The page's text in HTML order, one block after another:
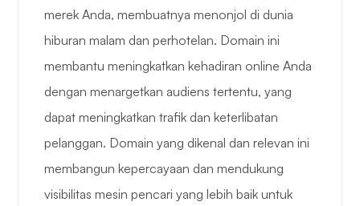
merek Anda, membuatnya menonjol di dunia
hiburan malam dan perhotelan. Domain ini
membantu meningkatkan kehadiran online Anda
dengan menargetkan audiens tertentu, yang
dapat meningkatkan trafik dan keterlibatan
pelanggan. Domain yang dikenal dan relevan ini
membangun kepercayaan dan mendukung
visibilitas mesin pencari yang lebih baik untuk